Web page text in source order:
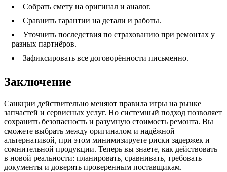
Собрать смету на оригинал и аналог.
Сравнить гарантии на детали и работы.
Уточнить последствия по страхованию при ремонтах у
разных партнёров.
Зафиксировать все договорённости письменно.
Заключение
Санкции действительно меняют правила игры на рынке
запчастей и сервисных услуг. Но системный подход позволяет
сохранить безопасность и разумную стоимость ремонта. Вы
сможете выбрать между оригиналом и надёжной
альтернативой, при этом минимизируете риски задержек и
сомнительной продукции. Теперь вы знаете, как действовать
в новой реальности: планировать, сравнивать, требовать
документы и доверять проверенным поставщикам.